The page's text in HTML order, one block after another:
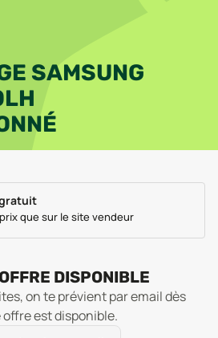
SAMSUNG
que sur le site vendeur
DISPONIBLE
on te prévient par email dès
est disponible.